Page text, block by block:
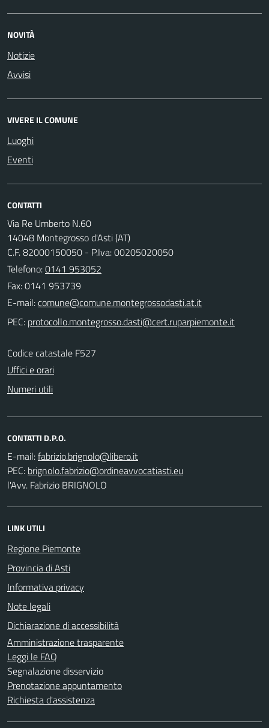
NOVITÀ
Notizie
Avvisi
VIVERE IL COMUNE
Luoghi
Eventi
CONTATTI
Via Re Umberto N.60
14048 Montegrosso d'Asti (AT)
C.F. 82000150050 - P.Iva: 00205020050
Telefono:0141 953052
Fax: 0141 953739
E-mail:
PEC:
Codice catastale F527
Uffici e orari
Numeri utili
CONTATTI D.P.O.
E-mail:
PEC:
l'Avv. Fabrizio BRIGNOLO
LINK UTILI
Regione Piemonte
Provincia di Asti
Informativa privacy
Note legali
Dichiarazione di accessibilità
Amministrazione trasparente
Leggi le FAQ
Segnalazione disservizio
Prenotazione appuntamento
Richiesta d'assistenza